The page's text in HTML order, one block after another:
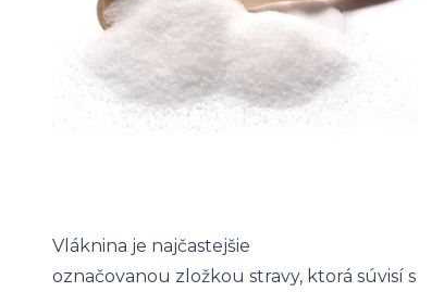
Vláknina je najčastejšie
označovanou zložkou stravy, ktorá súvisí s